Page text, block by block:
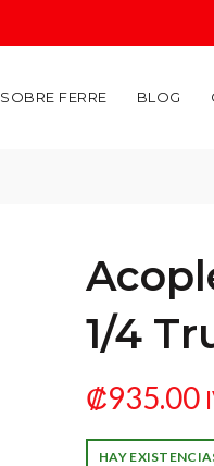
SOBRE FERRE BLOG
1/4
₡935.00
HAY
Acople